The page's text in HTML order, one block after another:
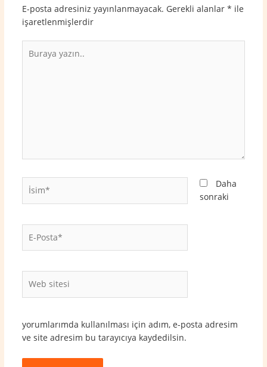
E-posta adresiniz yayınlanmayacak. Gerekli alanlar * ile
işaretlenmişlerdir
yazın..
İsim*
Posta*
sitesi
Daha
sonraki
yorumlarımda kullanılması için adım, e-posta adresim
ve site adresim bu tarayıcıya kaydedilsin.